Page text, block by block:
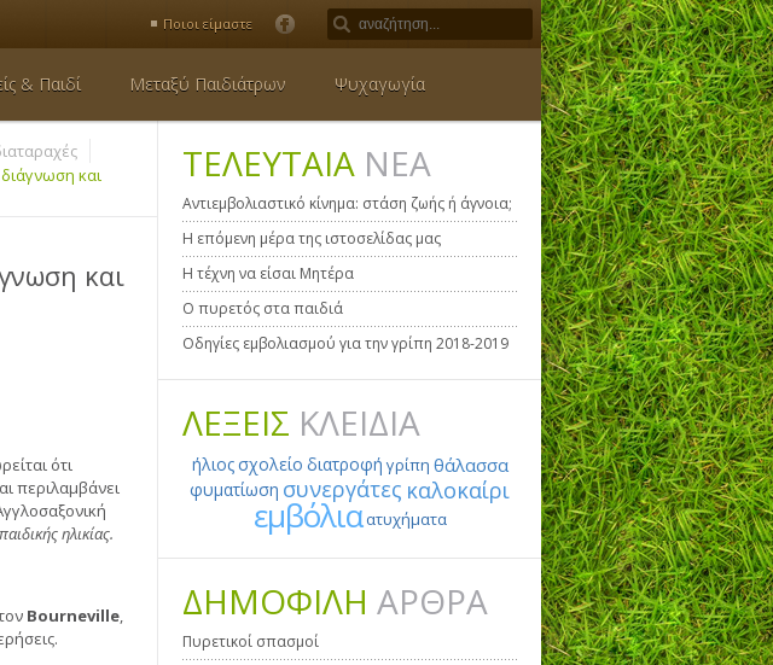
Ποιοι είμαστε
& Παιδί Μεταξύ Παιδιάτρων Ψυχαγωγία
και
και
ότι
περιλαμβάνει
ηλικίας.
Bourneville,
ΤΕΛΕΥΤΑΙΑ ΝΕΑ
Αντιεμβολιαστικό κίνημα: στάση ζωής ή άγνοια;
Η επόμενη μέρα της ιστοσελίδας μας
Η τέχνη να είσαι Μητέρα
Ο πυρετός στα παιδιά
Οδηγίες εμβολιασμού για την γρίπη 2018-2019
ΛΕΞΕΙΣ ΚΛΕΙΔΙΑ
ήλιοςσχολείο διατροφή γρίπη θάλασσα
φυματίωση συνεργάτες καλοκαίρι
εμβόλια ατυχήματα
ΔΗΜΟΦΙΛΗ ΑΡΘΡΑ
Πυρετικοί σπασμοί